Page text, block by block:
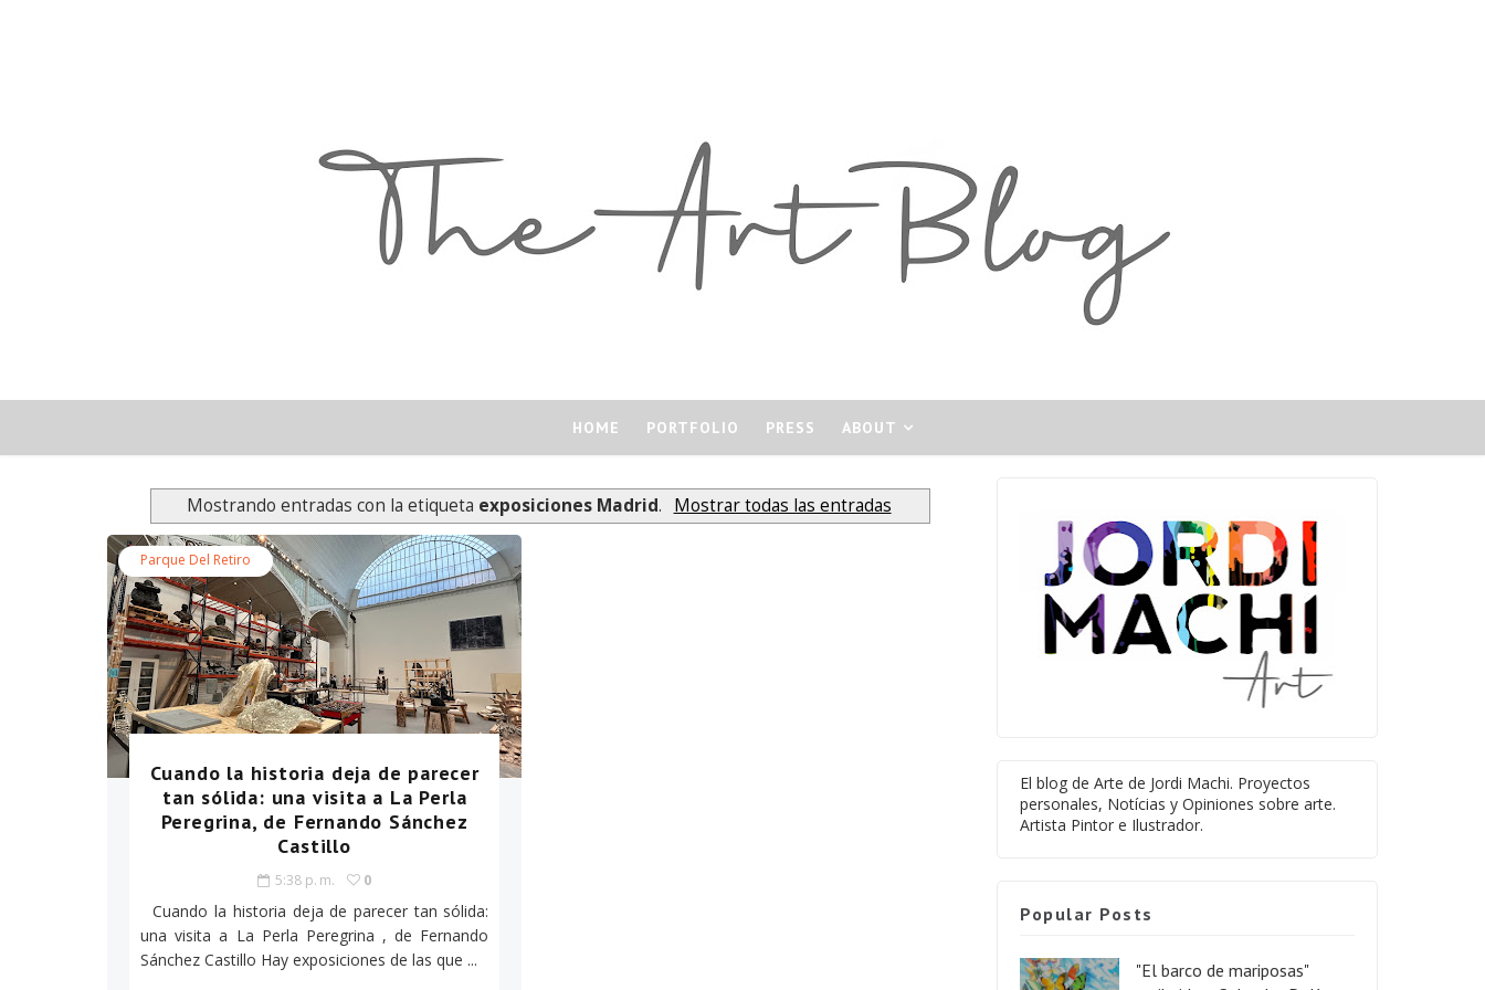
HOME PORTFOLIO PRESS ABOUT
Mostrando entradas con la etiqueta exposiciones Madrid. Mostrar todas las entradas
Parque Del Retiro
Cuando la historia deja de parecer
tan sólida: una visita a La Perla
Peregrina, de Fernando Sánchez
Castillo
5:38 p. m. 0
Cuando la historia deja de parecer tan sólida:
una visita a La Perla Peregrina , de Fernando
Sánchez Castillo Hay exposiciones de las que ...
El blog de Arte de Jordi Machi. Proyectos
personales, Notícias y Opiniones sobre arte.
Artista Pintor e Ilustrador.
Popular Posts
"El barco de mariposas"